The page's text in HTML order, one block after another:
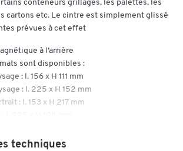
conteneurs grillagés, les palettes, les
cartons etc. Le cintre est simplement glissé
prévues à cet effet
à l’arrière
sont disponibles :
: l. 156 x H 111 mm
: l. 225 x H 152 mm
: l. 153 x H 217 mm
l. 225 x H 108 mm
: l. 322 x H 217 mm
techniques